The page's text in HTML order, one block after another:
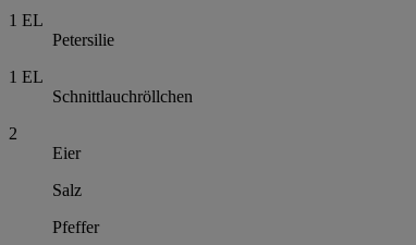
1 EL
Petersilie
1 EL
Schnittlauchröllchen
2
Eier
Salz
Pfeffer